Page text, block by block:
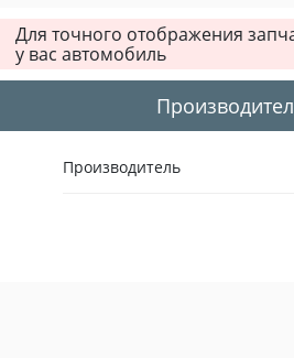
1988
1986
Для точного отображения
у вас автомобиль
Производитель